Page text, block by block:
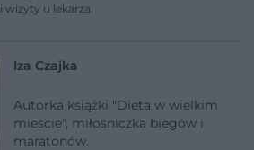
u lekarza.
Iza Czajka
Autorka książki "Dieta w wielkim
mieście", miłośniczka biegów i
maratonów.